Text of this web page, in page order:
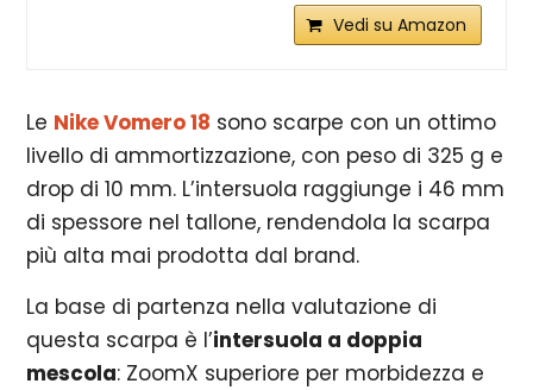
Vedi su Amazon
Le Nike Vomero 18 sono scarpe con un ottimo
livello di ammortizzazione, con peso di 325 g e
drop di 10 mm. L’intersuola raggiunge i 46 mm
di spessore nel tallone, rendendola la scarpa
più alta mai prodotta dal brand.
La base di partenza nella valutazione di
questa scarpa è l’intersuola a doppia
mescola: ZoomX superiore per morbidezza e